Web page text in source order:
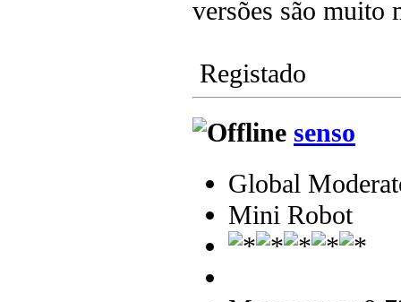
versões são muito
Registado
senso
Global
Mini Robot